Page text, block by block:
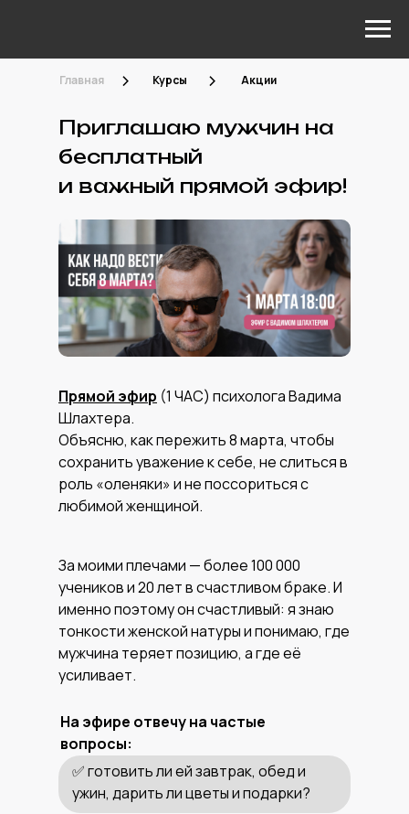
Прямой эфир (1 ЧАС) психолога Вадима
Шлахтера.
Объясню, как пережить 8 марта, чтобы
сохранить уважение к себе, не слиться в
роль «оленяки» и не поссориться с
любимой женщиной.
За моими плечами — более 100 000
учеников и 20 лет в счастливом браке. И
именно поэтому он счастливый: я знаю
тонкости женской натуры и понимаю, где
мужчина теряет позицию, а где её
усиливает.
На эфире отвечу на частые
вопросы:
✅ готовить ли ей завтрак, обед и
ужин, дарить ли цветы и подарки?
Главная Курсы
> Акции
>
Приглашаю мужчин на
бесплатный
и важный прямой эфир!